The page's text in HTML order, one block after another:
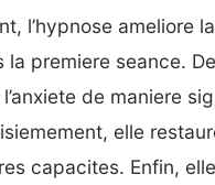
l’hypnose ameliore
la premiere seance.
de maniere
elle
capacites. Enfin,